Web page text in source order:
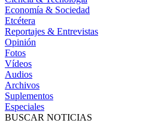
Economía & Sociedad
Etcétera
Reportajes & Entrevistas
Opinión
Fotos
Vídeos
Audios
Archivos
Suplementos
Especiales
BUSCAR NOTICIAS